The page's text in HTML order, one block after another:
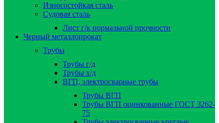
Износостойкая сталь
Судовая сталь
Лист г/к нормальной прочности
Черный металлопрокат
Трубы
Трубы г/д
Трубы х/д
ВГП, электросварные трубы
Трубы ВГП
Трубы ВГП оцинкованные ГОСТ 3262-
75